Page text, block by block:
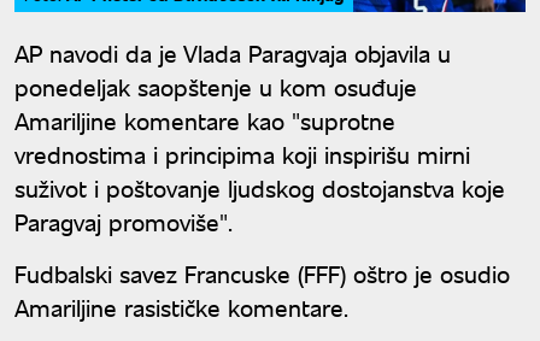
AP navodi da je Vlada Paragvaja objavila u
ponedeljak saopštenje u kom osuđuje
Amariljine komentare kao "suprotne
vrednostima i principima koji inspirišu mirni
suživot i poštovanje ljudskog dostojanstva koje
Paragvaj promoviše".
Fudbalski savez Francuske (FFF) oštro je osudio
Amariljine rasističke komentare.